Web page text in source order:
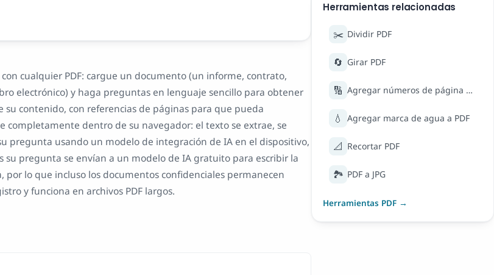
cualquier PDF: cargue un documento (un informe, contrato,
electrónico) y haga preguntas en lenguaje sencillo para obtener
contenido, con referencias de páginas para que pueda
completamente dentro de su navegador: el texto se extrae, se
pregunta usando un modelo de integración de IA en el dispositivo,
su pregunta se envían a un modelo de IA gratuito para escribir la
por lo que incluso los documentos confidenciales permanecen
y funciona en archivos PDF largos.
Herramientas relacionadas
✂️ Dividir PDF
🔄 Girar PDF
🔢 Agregar números de página a PDF
💧 Agregar marca de agua a PDF
📐 Recortar PDF
🏞️ PDF a JPG
Herramientas PDF →